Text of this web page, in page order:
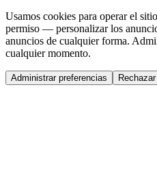
Usamos cookies para operar el
permiso — personalizar los
anuncios de cualquier forma.
cualquier momento.
Administrar preferencias